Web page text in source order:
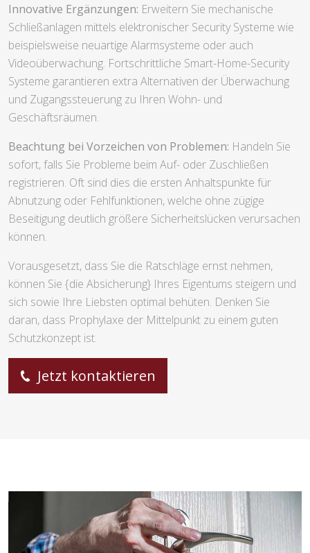
Innovative Ergänzungen: Erweitern Sie mechanische
Schließanlagen mittels elektronischer Security Systeme wie
beispielsweise neuartige Alarmsysteme oder auch
Videoüberwachung. Fortschrittliche Smart-Home-Security
Systeme garantieren extra Alternativen der Überwachung
und Zugangssteuerung zu Ihren Wohn- und
Geschäftsräumen.
Beachtung bei Vorzeichen von Problemen: Handeln Sie
sofort, falls Sie Probleme beim Auf- oder Zuschließen
registrieren. Oft sind dies die ersten Anhaltspunkte für
Abnutzung oder Fehlfunktionen, welche ohne zügige
Beseitigung deutlich größere Sicherheitslücken verursachen
können.
Vorausgesetzt, dass Sie die Ratschläge ernst nehmen,
können Sie {die Absicherung} Ihres Eigentums steigern und
sich sowie Ihre Liebsten optimal behüten. Denken Sie
daran, dass Prophylaxe der Mittelpunkt zu einem guten
Schutzkonzept ist.
Jetzt kontaktieren